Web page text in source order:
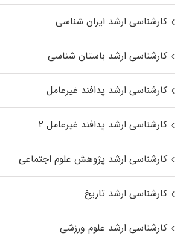
کارشناسی ارشد ایران شناسی
کارشناسی ارشد باستان شناسی
کارشناسی ارشد پدافند غیرعامل
کارشناسی ارشد پدافند غیرعامل ۲
کارشناسی ارشد پژوهش علوم اجتماعی
کارشناسی ارشد تاریخ
کارشناسی ارشد علوم ورزشی